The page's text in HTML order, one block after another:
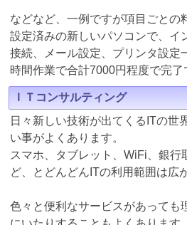
などなど、一例ですが項目ごとの
設定済みの新しいパソコンで、イ
接続、メール設定、プリンタ設定
時間作業で合計7000円程度で完了
ＩＴコンサルティング
日々新しい技術が出てくるITの世
い事がよくあります。
スマホ、タブレット、WiFi、銀行
ど、とどんどんITの利用範囲は広
色々と便利なサービスがあっても